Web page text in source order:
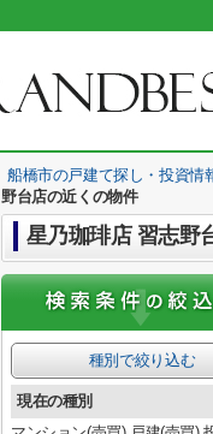
船橋市の戸建て探し・投資情
野台店の近くの物件
星乃珈琲店 習志野
種別で絞り込む
現在の種別